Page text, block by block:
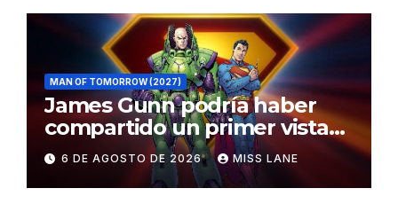
MAN OF TOMORROW (2027)
James Gunn podría haber
compartido un primer vistazo
al traje de Brainiac
6 DE AGOSTO DE 2026 MISS LANE